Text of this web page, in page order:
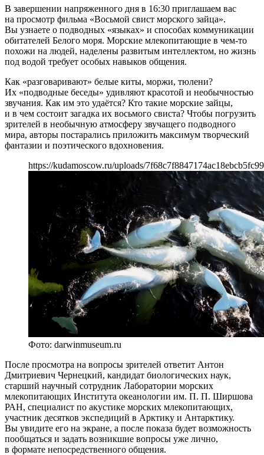
В завершении напряженного дня в 16:30 приглашаем вас
на просмотр фильма «Восьмой свист морского зайца».
Вы узнаете о подводных «языках» и способах коммуникации
обитателей Белого моря. Морские млекопитающие в чем-то
похожи на людей, наделены развитым интеллектом, но жизнь
под водой требует особых навыков общения.
Как «разговаривают» белые киты, моржи, тюлени?
Их «подводные беседы» удивляют красотой и необычностью
звучания. Как им это удаётся? Кто такие морские зайцы,
и в чем состоит загадка их восьмого свиста? Чтобы погрузить
зрителей в необычную атмосферу звучащего подводного
мира, авторы постарались приложить максимум творческий
фантазии и поэтического вдохновения.
https://kudamoscow.ru/uploads/
Фото: darwinmuseum.ru
После просмотра на вопросы зрителей ответит Антон
Дмитриевич Чернецкий, кандидат биологических наук,
старший научный сотрудник Лаборатории морских
млекопитающих Института океанологии им. П. П. Ширшова
РАН, специалист по акустике морских млекопитающих,
участник десятков экспедиций в Арктику и Антарктику.
Вы увидите его на экране, а после показа будет возможность
пообщаться и задать возникшие вопросы уже лично,
в формате непосредственного общения.